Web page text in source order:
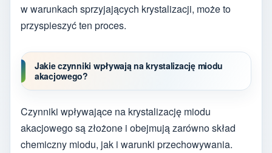
w warunkach sprzyjających krystalizacji, może to
przyspieszyć ten proces.
Jakie czynniki wpływają na krystalizację miodu
akacjowego?
Czynniki wpływające na krystalizację miodu
akacjowego są złożone i obejmują zarówno skład
chemiczny miodu, jak i warunki przechowywania.